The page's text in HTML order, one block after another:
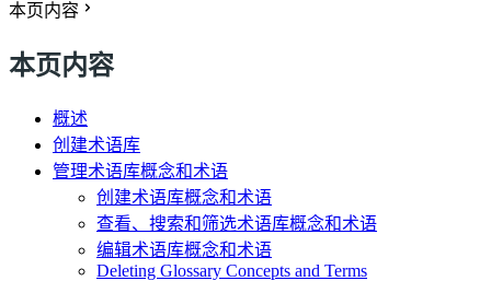
本页内容
本页内容
概述
创建术语库
管理术语库概念和术语
创建术语库概念和术语
查看、搜索和筛选术语库概念和术语
编辑术语库概念和术语
Deleting Glossary Concepts and Terms